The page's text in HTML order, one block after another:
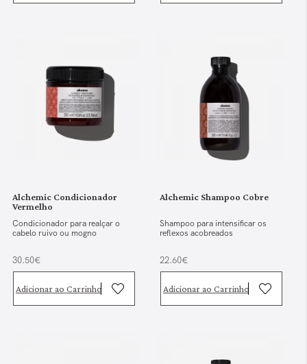
Alchemic Condicionador
Vermelho
Condicionador para realçar o
cabelo ruivo ou mogno
30.50€
Adicionar ao Carrinho
Alchemic Shampoo Cobre
Shampoo para intensificar os
reflexos acobreados
22.60€
Adicionar ao Carrinho